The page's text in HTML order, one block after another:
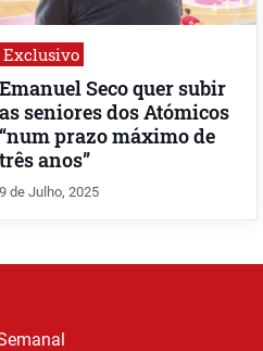
Exclusivo
Emanuel Seco quer subir
as seniores dos Atómicos
“num prazo máximo de
três anos”
9 de Julho, 2025